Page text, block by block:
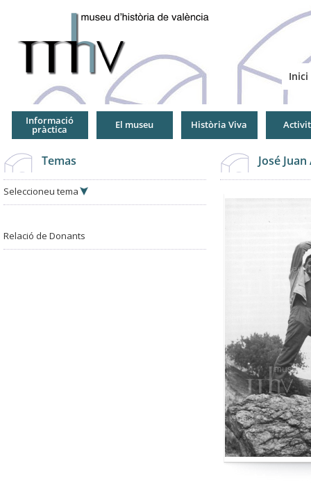
Inici
Informació
pràctica El museu Història Viva
Temas
Seleccioneu tema
Relació de Donants
José